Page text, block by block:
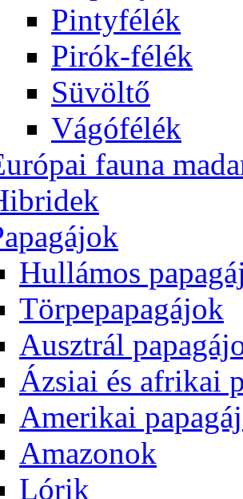
Pintyfélék
Pirók-félék
Süvöltő
Vágófélék
fauna
Hullámos
Törpepapagájok
Ausztrál
Ázsiai és afrikai
Amerikai
Amazonok
Lórik